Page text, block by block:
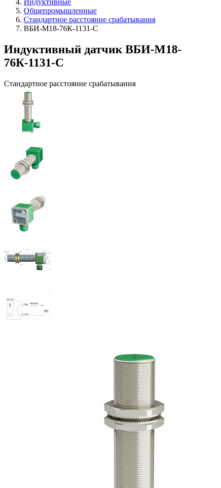
Индуктивные
Общепромышленные
Стандартное расстояние срабатывания
ВБИ-М18-76К-1131-С
Индуктивный датчик ВБИ-М18-
76К-1131-С
Стандартное расстояние срабатывания